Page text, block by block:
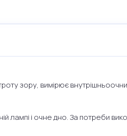
зору, вимірює
лампі і очне дно. За потреби